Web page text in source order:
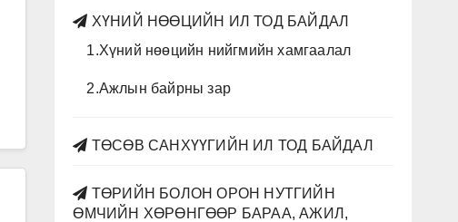
ХҮНИЙ НӨӨЦИЙН ИЛ ТОД БАЙДАЛ
1.Хүний нөөцийн нийгмийн хамгаалал
2.Ажлын байрны зар
ТӨСӨВ САНХҮҮГИЙН ИЛ ТОД БАЙДАЛ
ТӨРИЙН БОЛОН ОРОН НУТГИЙН
ӨМЧИЙН ХӨРӨНГӨӨР БАРАА, АЖИЛ,